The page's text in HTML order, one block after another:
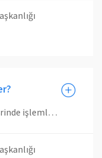
Ön malî kontrol, harcama birimlerinde işlemlerin gerçekleştirilmesi aşamasında yapılan kontroller ile malî hizmetler birimi tarafından yapılan kontrolleri kapsar. Ön malî kontrol süreci, malî karar ve işlemlerin hazırlanması, yüklenmeye girişilmesi, iş ve işlemlerin gerçekleştirilmesi ve belgelendirilmesinden oluşur.